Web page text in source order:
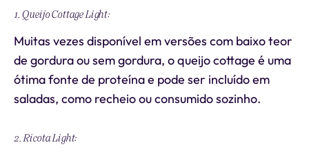
1. Queijo Cottage Light:
Muitas vezes disponível em versões com baixo teor
de gordura ou sem gordura, o queijo cottage é uma
ótima fonte de proteína e pode ser incluído em
saladas, como recheio ou consumido sozinho.
2. Ricota Light: